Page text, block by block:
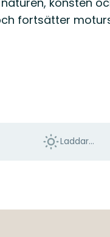
fortsätter
Laddar...